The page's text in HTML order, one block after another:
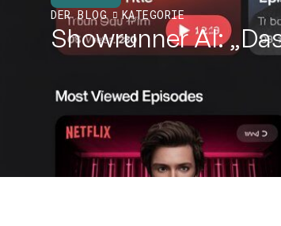
DER BLOG
KATEGORIE
Showrunner AI: